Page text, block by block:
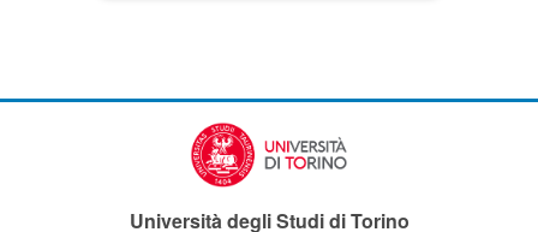
Università degli Studi di Torino